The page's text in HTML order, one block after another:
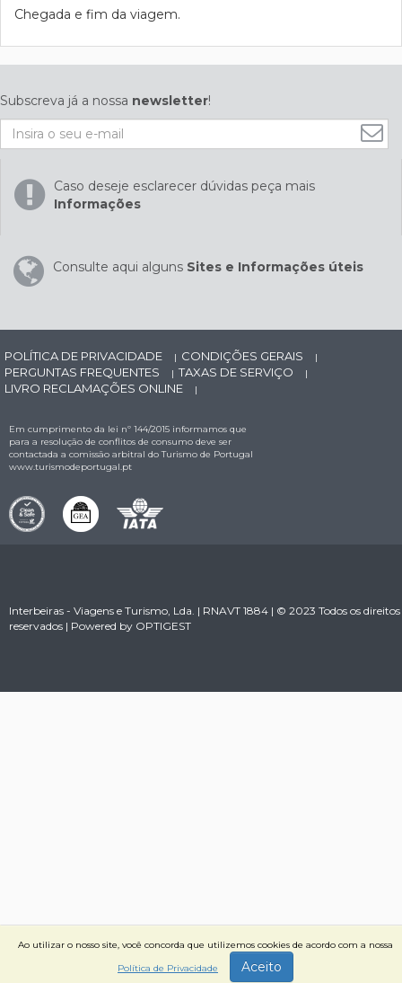
Chegada e fim da viagem.
Subscreva já a nossa newsletter!
Caso deseje esclarecer dúvidas peça mais
Informações
Consulte aqui alguns Sites e Informações úteis
POLÍTICA DE PRIVACIDADE | CONDIÇÕES GERAIS |
PERGUNTAS FREQUENTES | TAXAS DE SERVIÇO |
LIVRO RECLAMAÇÕES ONLINE |
Em cumprimento da lei nº 144/2015 informamos que
para a resolução de conflitos de consumo deve ser
contactada a comissão arbitral do Turismo de Portugal
www.turismodeportugal.pt
Interbeiras - Viagens e Turismo, Lda. | RNAVT 1884 | © 2023 Todos os direitos
reservados | Powered by OPTIGEST
Ao utilizar o nosso site, você concorda que utilizemos cookies de acordo com a nossa
Política de Privacidade
Aceito